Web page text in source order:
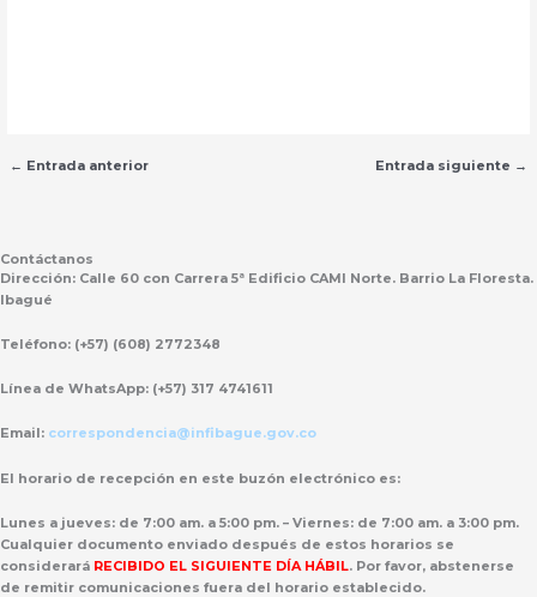
← Entrada anterior Entrada siguiente →
Contáctanos
Dirección: Calle 60 con Carrera 5ª Edificio CAMI Norte. Barrio La Floresta.
Ibagué
Teléfono: (+57) (608) 2772348
Línea de WhatsApp: (+57) 317 4741611
Email: correspondencia@infibague.gov.co
El horario de recepción en este buzón electrónico es:
Lunes a jueves: de 7:00 am. a 5:00 pm. – Viernes: de 7:00 am. a 3:00 pm.
Cualquier documento enviado después de estos horarios se
considerará RECIBIDO EL SIGUIENTE DÍA HÁBIL. Por favor, abstenerse
de remitir comunicaciones fuera del horario establecido.